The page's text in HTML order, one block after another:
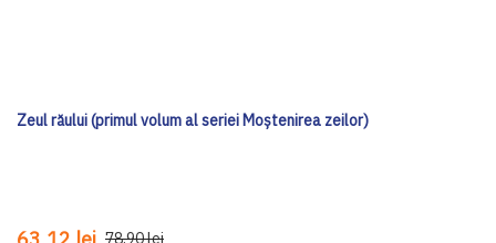
Zeul răului (primul volum al seriei Moștenirea zeilor)
78,90 lei